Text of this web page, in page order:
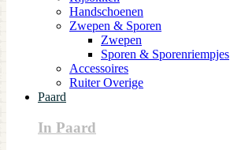
Handschoenen
Zwepen & Sporen
Zwepen
Sporen & Sporenriempjes
Accessoires
Ruiter Overige
Paard
In Paard